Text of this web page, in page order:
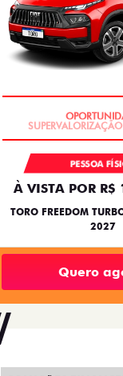
PESSOA
À VISTA POR
TORO FREEDOM
2027
Quero